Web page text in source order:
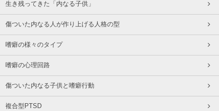
生き残ってきた「内なる子供」
傷ついた内なる人が作り上げる人格の型
嗜癖の様々のタイプ
嗜癖の心理回路
傷ついた内なる子供と嗜癖行動
複合型PTSD